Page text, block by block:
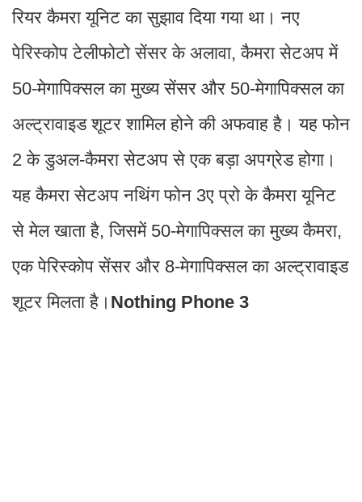
रियर कैमरा यूनिट का सुझाव दिया गया था। नए
पेरिस्कोप टेलीफोटो सेंसर के अलावा, कैमरा सेटअप में
50-मेगापिक्सल का मुख्य सेंसर और 50-मेगापिक्सल का
अल्ट्रावाइड शूटर शामिल होने की अफवाह है। यह फोन
2 के डुअल-कैमरा सेटअप से एक बड़ा अपग्रेड होगा।
यह कैमरा सेटअप नथिंग फोन 3ए प्रो के कैमरा यूनिट
से मेल खाता है, जिसमें 50-मेगापिक्सल का मुख्य कैमरा,
एक पेरिस्कोप सेंसर और 8-मेगापिक्सल का अल्ट्रावाइड
शूटर मिलता है। Nothing Phone 3